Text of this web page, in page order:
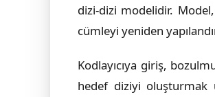
dizi-dizi modelidir.
cümleyi yeniden
Kodlayıcıya giriş,
hedef diziyi oluşturmak